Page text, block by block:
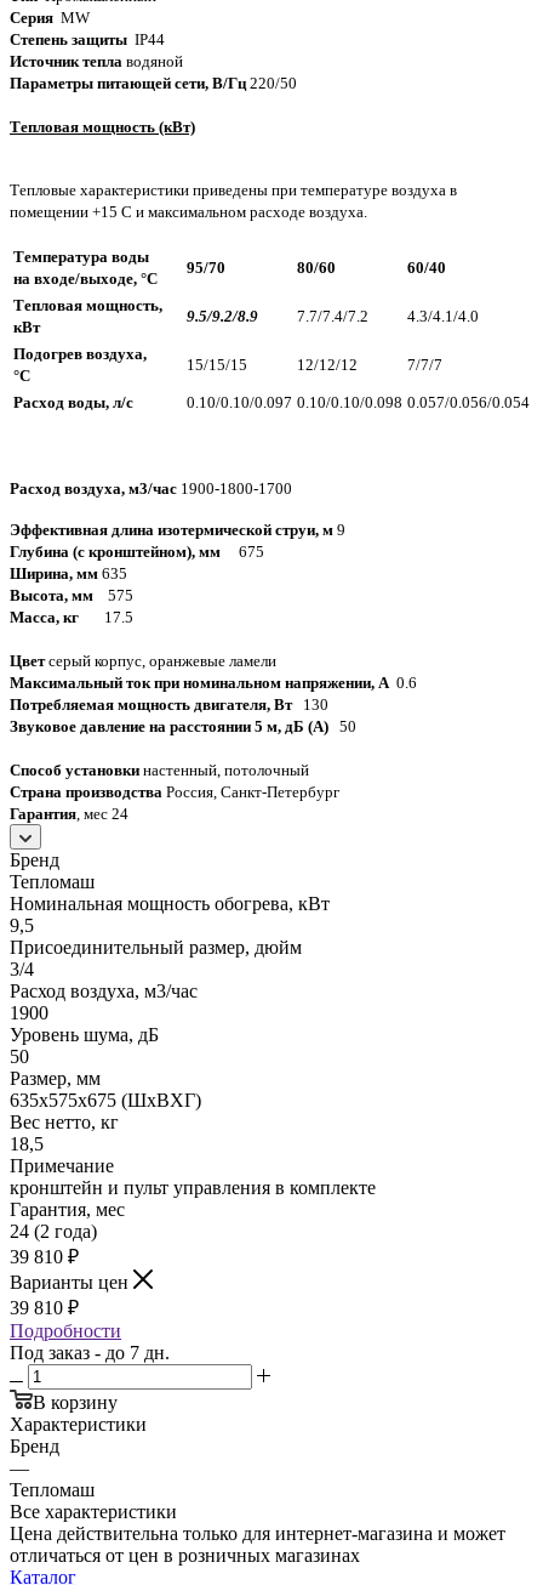
Серия МW
Степень защиты IP44
Источник тепла водяной
Параметры питающей сети, В/Гц 220/50
Тепловая мощность (кВт)
Тепловые характеристики приведены при температуре воздуха в
помещении +15 С и максимальном расходе воздуха.
Температура воды
на входе/выходе, °С
95/70 80/60 60/40
Тепловая мощность,
кВт
9.5/9.2/8.9 7.7/7.4/7.2 4.3/4.1/4.0
Подогрев воздуха,
°С
15/15/15 12/12/12 7/7/7
Расход воды, л/с 0.10/0.10/0.097 0.10/0.10/0.098 0.057/0.056/0.054
Расход воздуха, м3/час 1900-1800-1700
Эффективная длина изотермической струи, м 9
Глубина (с кронштейном), мм 675
Ширина, мм 635
Высота, мм
575
Масса, кг 17.5
Цветсерый корпус, оранжевые ламели
Максимальный ток при номинальном напряжении, A 0.6
Потребляемая мощность двигателя, Вт 130
Звуковое давление на расстоянии 5 м, дБ (A) 50
Способ установки настенный, потолочный
Страна производства Россия, Санкт-Петербург
Гарантия , мес 24
Бренд
Тепломаш
Номинальная мощность обогрева, кВт
9,5
Присоединительный размер, дюйм
3/4
Расход воздуха, м3/час
1900
Уровень шума, дБ
50
Размер, мм
635x575х675 (ШхВХГ)
Вес нетто, кг
18,5
Примечание
кронштейн и пульт управления в комплекте
Гарантия, мес
24 (2 года)
39 810 ₽
Варианты цен
39 810 ₽
Подробности
Под заказ - до 7 дн.
В корзину
Характеристики
Бренд
—
Тепломаш
Все характеристики
Цена действительна только для интернет-магазина и может
отличаться от цен в розничных магазинах
Каталог